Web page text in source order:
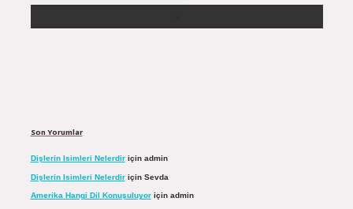
Son Yorumlar
Dişlerin Isimleri Nelerdiriçin admin
Dişlerin Isimleri Nelerdiriçin Sevda
Amerika Hangi Dil Konuşuluyoriçin admin